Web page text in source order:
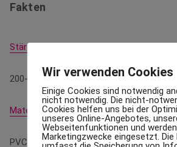
Fakten
Stärke
200-700 my
Materialen
PVC-PET-PP-Folien
Wir verwenden Cookies
Einige Cookies sind notwendig
nicht notwendig. Die nicht-
Cookies helfen uns bei der
unseres Online-Angebotes,
Webseitenfunktionen und
Marketingzwecke eingesetzt. Die